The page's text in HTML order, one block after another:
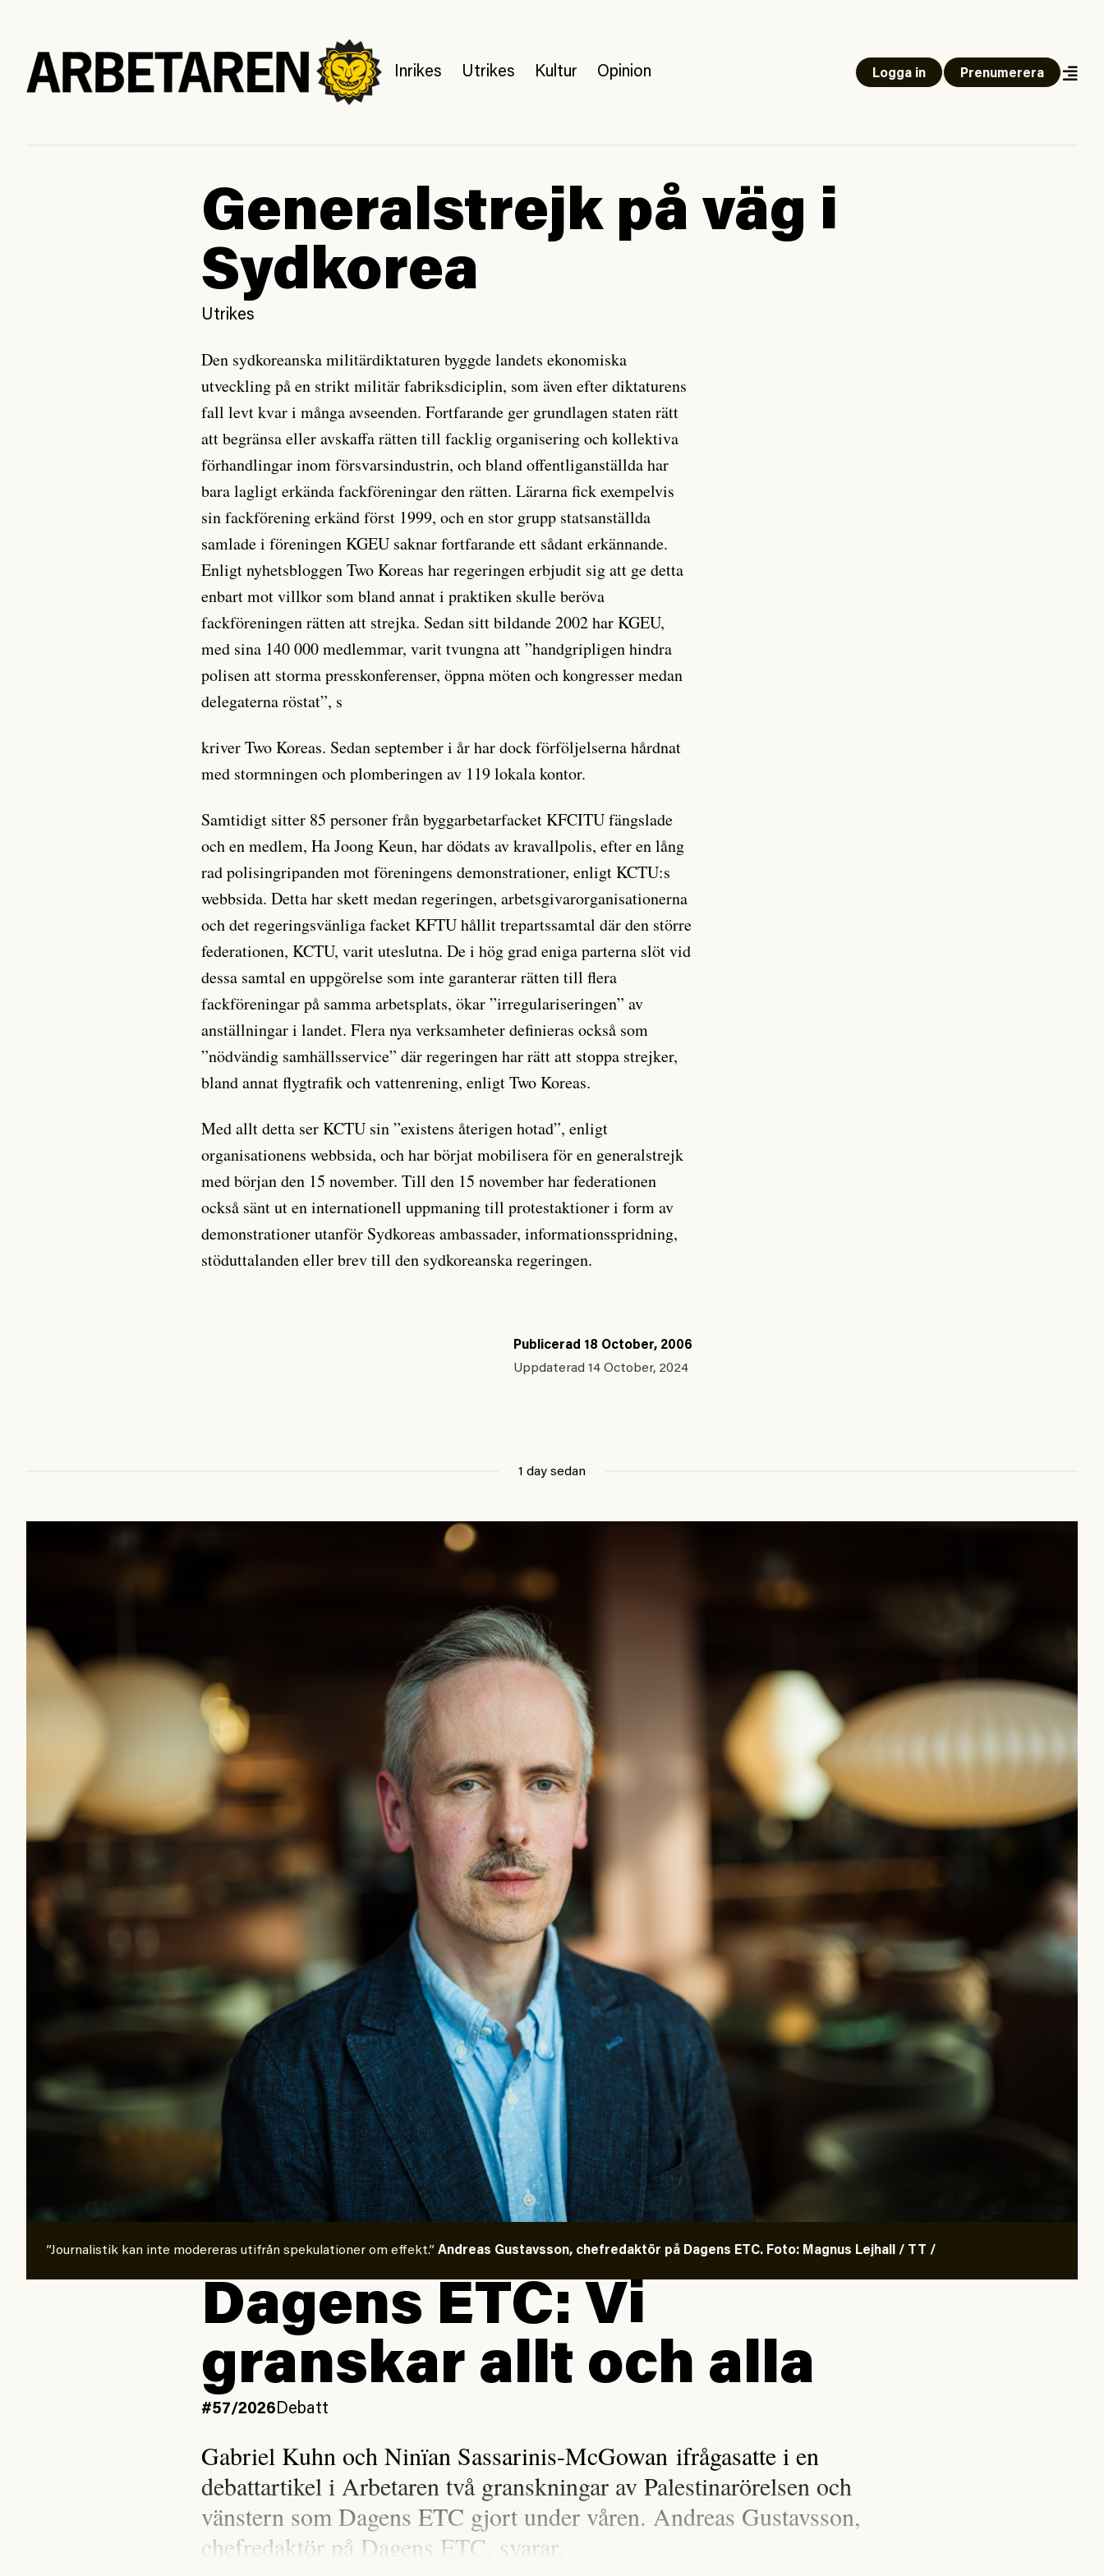
Inrikes Utrikes Kultur Opinion Logga in Prenumerera
Generalstrejk på väg i
Sydkorea
Utrikes
Den sydkoreanska militärdiktaturen byggde landets ekonomiska
utveckling på en strikt militär fabriksdiciplin, som även efter diktaturens
fall levt kvar i många avseenden. Fortfarande ger grundlagen staten rätt
att begränsa eller avskaffa rätten till facklig organisering och kollektiva
förhandlingar inom försvarsindustrin, och bland offentliganställda har
bara lagligt erkända fackföreningar den rätten. Lärarna fick exempelvis
sin fackförening erkänd först 1999, och en stor grupp statsanställda
samlade i föreningen KGEU saknar fortfarande ett sådant erkännande.
Enligt nyhetsbloggen Two Koreas har regeringen erbjudit sig att ge detta
enbart mot villkor som bland annat i praktiken skulle beröva
fackföreningen rätten att strejka. Sedan sitt bildande 2002 har KGEU,
med sina 140 000 medlemmar, varit tvungna att ”handgripligen hindra
polisen att storma presskonferenser, öppna möten och kongresser medan
delegaterna röstat”, s
kriver Two Koreas. Sedan september i år har dock förföljelserna hårdnat
med stormningen och plomberingen av 119 lokala kontor.
Samtidigt sitter 85 personer från byggarbetarfacket KFCITU fängslade
och en medlem, Ha Joong Keun, har dödats av kravallpolis, efter en lång
rad polisingripanden mot föreningens demonstrationer, enligt KCTU:s
webbsida. Detta har skett medan regeringen, arbetsgivarorganisationerna
och det regeringsvänliga facket KFTU hållit trepartssamtal där den större
federationen, KCTU, varit uteslutna. De i hög grad eniga parterna slöt vid
dessa samtal en uppgörelse som inte garanterar rätten till flera
fackföreningar på samma arbetsplats, ökar ”irregulariseringen” av
anställningar i landet. Flera nya verksamheter definieras också som
”nödvändig samhällsservice” där regeringen har rätt att stoppa strejker,
bland annat flygtrafik och vattenrening, enligt Two Koreas.
Med allt detta ser KCTU sin ”existens återigen hotad”, enligt
organisationens webbsida, och har börjat mobilisera för en generalstrejk
med början den 15 november. Till den 15 november har federationen
också sänt ut en internationell uppmaning till protestaktioner i form av
demonstrationer utanför Sydkoreas ambassader, informationsspridning,
stöduttalanden eller brev till den sydkoreanska regeringen.
Publicerad 18 October, 2006
Uppdaterad 14 October, 2024
1 day sedan
”Journalistik kan inte modereras utifrån spekulationer om effekt.” Andreas Gustavsson, chefredaktör på Dagens ETC. Foto: Magnus Lejhall / TT /
Dagens ETC: Vi
granskar allt och alla
#57/2026Debatt
Gabriel Kuhn och Ninïan Sassarinis-McGowan ifrågasatte i en
debattartikel i Arbetaren två granskningar av Palestinarörelsen och
vänstern som Dagens ETC gjort under våren. Andreas Gustavsson,
chefredaktör på Dagens ETC, svarar.